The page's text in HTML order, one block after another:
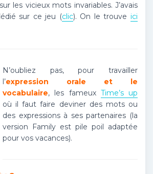
les vicieux mots invariables. J’avais
sur ce jeu (clic). On le trouveici
N’oubliez pas, pour travailler
l’expression orale et le
vocabulaire, les fameux Time’s up
où il faut faire deviner des mots ou
des expressions à ses partenaires (la
version Family est pile poil adaptée
pour vos vacances).